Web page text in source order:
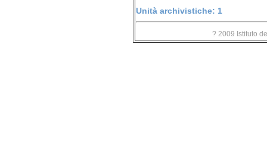
Unità archivistiche: 1
? 2009 Istituto